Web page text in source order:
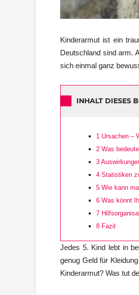
Kinderarmut ist ein
Deutschland sind arm.
sich einmal ganz
INHALT DIESES
1 Ursachen –
2 Was
3
4 Statistiken
5 Wie kann
6 Was könnt
7
8 Fazit
Jedes 5. Kind lebt in
genug Geld für
Kinderarmut? Was tut